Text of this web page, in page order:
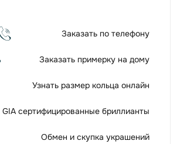
Заказать по телефону
Заказать примерку на дому
Узнать размер кольца онлайн
GIA сертифицированные бриллианты
Обмен и скупка украшений